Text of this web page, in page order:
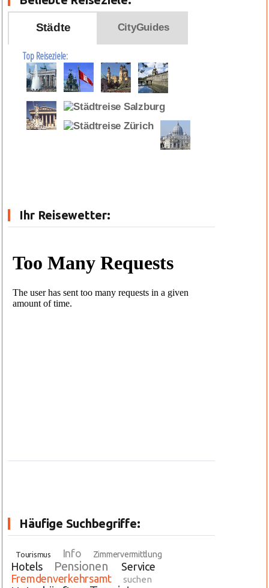
Städte CityGuides
Top Reiseziele:
Ihr Reisewetter:
Häufige Suchbegriffe:
Tourismus Info Zimmervermittlung
Hotels Pensionen
Service
Fremdenverkehrsamt
suchen